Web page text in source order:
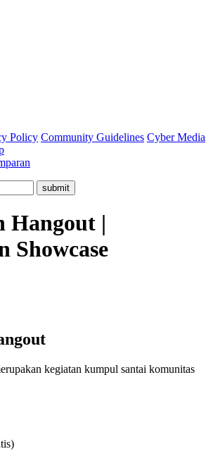
Policy Community Guidelines Cyber Media
submit
Hangout |
Showcase
kegiatan kumpul santai komunitas